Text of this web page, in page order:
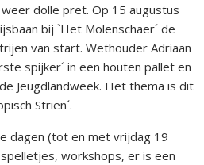
dolle pret. Op 15 augustus
bij `Het Molenschaer´ de
van start. Wethouder Adriaan
spijker´ in een houten pallet en
Jeugdlandweek. Het thema is dit
Strien´.
dagen (tot en met vrijdag 19
workshops, er is een